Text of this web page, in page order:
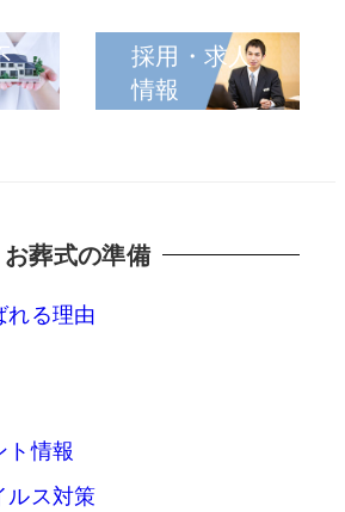
採用・求人
情報
お葬式の準備
れる理由
ト情報
ルス対策